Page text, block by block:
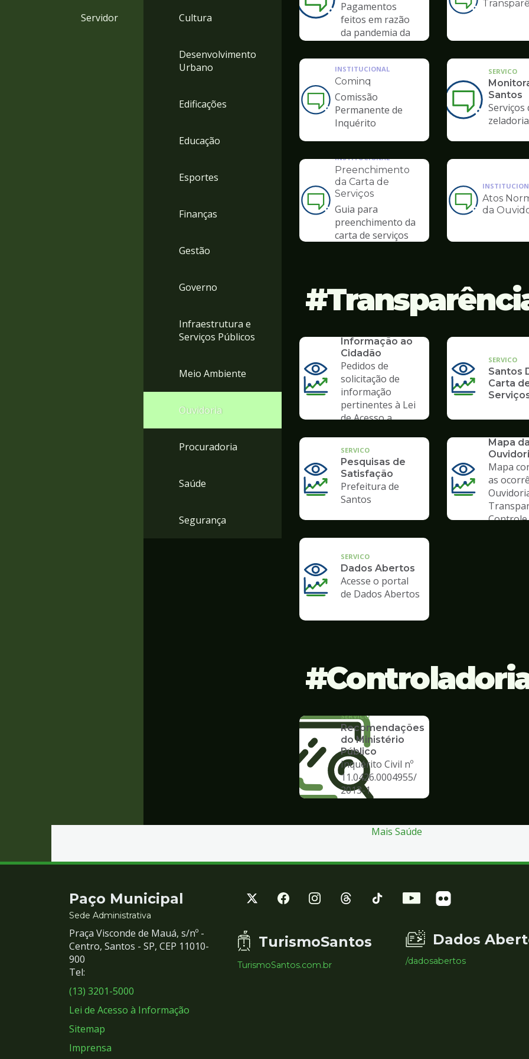
Servidor Cultura
Desenvolvimento
Urbano
Edificações
Educação
Esportes
Finanças
Gestão
Governo
Infraestrutura e
Serviços Públicos
Meio Ambiente
Ouvidoria
Procuradoria
Saúde
Segurança
Pagamentos
feitos em razão
da pandemia da
Ilustração
da
de
Ouvidoria
Ilustração
da
de
Ouvidoria
INSTITUCIONAL
Cominq
Comissão
Permanente de
Inquérito
SERVICO
Santos
Serviços
zeladoria
Ilustração
da
pagina
de
INSTITUCIONAL
Preenchimento
da Carta de
Serviços
Guia para
preenchimento da
carta de serviços
Ilustração
da
de
Atos
da
Informação ao
Cidadão
Pedidos de
solicitação de
informação
pertinentes à Lei
de Acesso a
SERVICO
Santos
Carta
SERVICO
Pesquisas de
Satisfação
Prefeitura de
Santos
Mapa
Mapa
as
Controle
SERVICO
Dados Abertos
Acesse o portal
de Dados Abertos
SERVICO
Recomendações
do Ministério
Público
Inquérito Civil nº
11.0426.0004955/
2013-1
Mais Saúde
Contato
e
Redes
Sociais
Paço Municipal
Sede Administrativa
Praça Visconde de Mauá, s/nº -
Centro, Santos - SP, CEP 11010-
900
Tel:
(13) 3201-5000
Lei de Acesso à Informação
Sitemap
Imprensa
TurismoSantos
TurismoSantos.com.br
Dados
/dadosabertos